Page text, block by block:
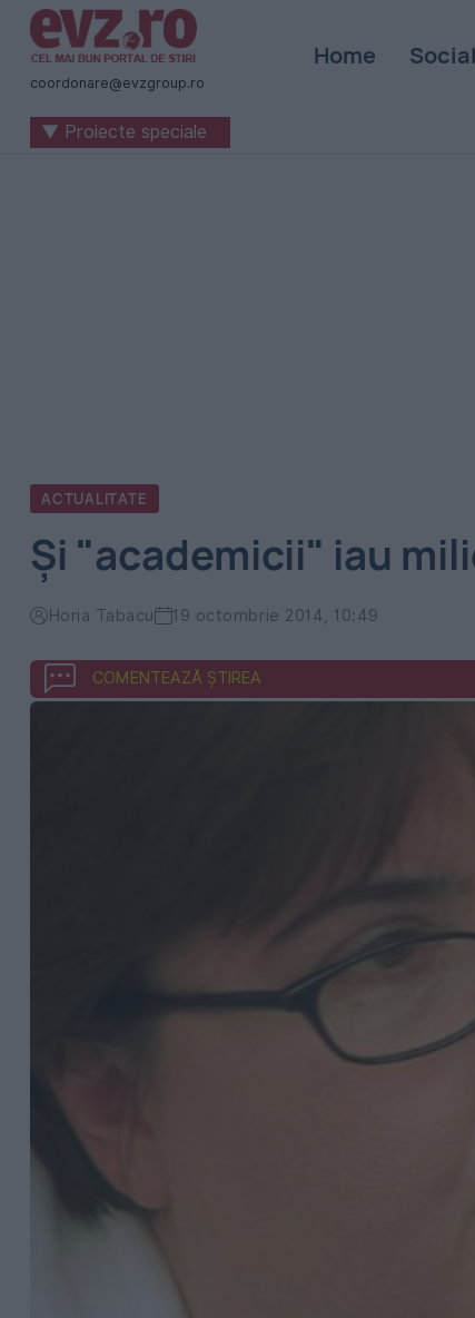
Știri
naționale
internaționale
coordonare@evzgroup.ro
Home Social
▼ Proiecte speciale
ACTUALITATE
Şi "academicii" iau
Horia Tabacu 19 octombrie 2014, 10:49
COMENTEAZĂ ȘTIREA